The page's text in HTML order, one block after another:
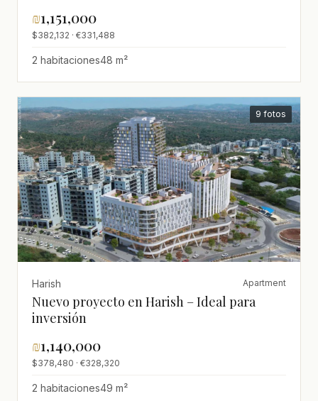
₪1,151,000
$382,132 · €331,488
2 habitaciones48 m²
9 fotos
Harish Apartment
Nuevo proyecto en Harish – Ideal para
inversión
₪1,140,000
$378,480 · €328,320
2 habitaciones49 m²